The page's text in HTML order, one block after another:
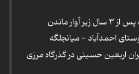
احمدآباد - میانجلگه
اربعین حسینی در گذرگاه مرزی